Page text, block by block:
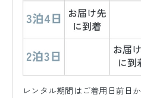
レンタル期間はご着用日前日